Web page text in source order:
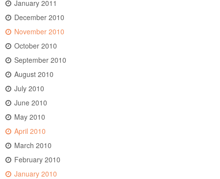
January 2011
December 2010
November 2010
October 2010
September 2010
August 2010
July 2010
June 2010
May 2010
April 2010
March 2010
February 2010
January 2010